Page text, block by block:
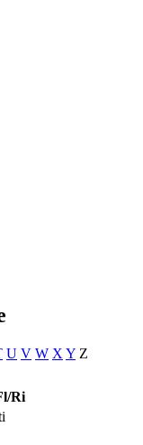
U V W X Y Z
Ri